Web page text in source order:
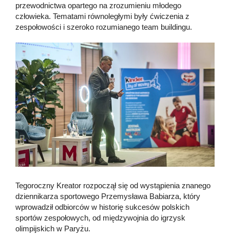
przewodnictwa opartego na zrozumieniu młodego
człowieka. Tematami równoległymi były ćwiczenia z
zespołowości i szeroko rozumianego team buildingu.
Tegoroczny Kreator rozpoczął się od wystąpienia znanego
dziennikarza sportowego Przemysława Babiarza, który
wprowadził odbiorców w historię sukcesów polskich
sportów zespołowych, od międzywojnia do igrzysk
olimpijskich w Paryżu.